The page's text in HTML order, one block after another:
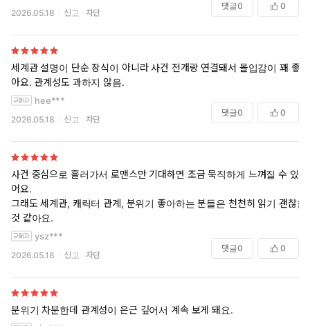
2026.05.18 신고 차단
댓글0 0
세계관 설명이 단순 장식이 아니라 사건 전개랑 연결돼서 몰입감이 꽤 좋
아요. 관계성도 과하지 않음.
hee***
2026.05.18 신고 차단
댓글0 0
사건 중심으로 흘러가서 로맨스만 기대하면 조금 묵직하게 느껴질 수 있
어요.
그래도 세계관, 캐릭터 관계, 분위기 좋아하는 분들은 천천히 읽기 괜찮을
것 같아요.
ysz***
2026.05.18 신고 차단
댓글0 0
분위기 차분한데 관계성이 은근 깊어서 계속 보게 돼요.